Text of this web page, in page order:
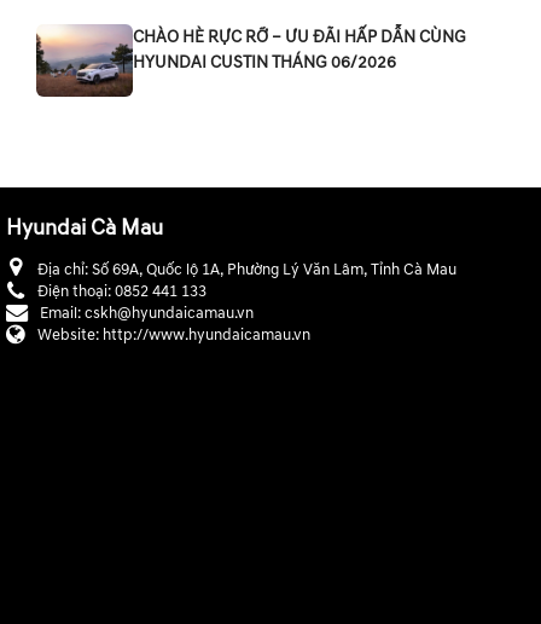
CHÀO HÈ RỰC RỠ – ƯU ĐÃI HẤP DẪN CÙNG
HYUNDAI CUSTIN THÁNG 06/2026
Hyundai Cà Mau
Địa chỉ:Số 69A, Quốc lộ 1A, Phường Lý Văn Lâm, Tỉnh Cà Mau
Điện thoại:0852 441 133
Email:cskh@hyundaicamau.vn
Website: http://www.hyundaicamau.vn